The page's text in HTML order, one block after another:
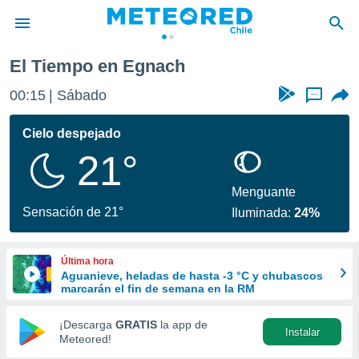
de
por
se
calidad.
a este
las
y
forma
digital
basada
El Tiempo en Egnach
00:15 Sábado ...
Cielo despejado
21°
Sensación de 21°
Menguante
Iluminada:24%
Última hora
Aguanieve, heladas de hasta -3 °C y chubascos
marcarán el fin de semana en la RM
¡Descarga GRATIS la app de
Meteored!
Instalar